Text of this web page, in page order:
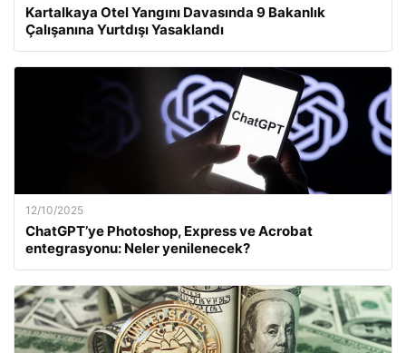
Kartalkaya Otel Yangını Davasında 9 Bakanlık
Çalışanına Yurtdışı Yasaklandı
12/10/2025
ChatGPT’ye Photoshop, Express ve Acrobat
entegrasyonu: Neler yenilenecek?